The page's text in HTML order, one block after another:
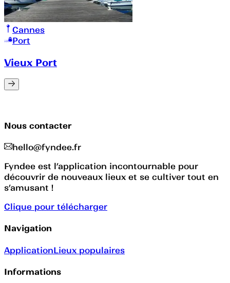
Cannes
Port
Vieux Port
Nous contacter
hello@fyndee.fr
Fyndee est l’application incontournable pour
découvrir de nouveaux lieux et se cultiver tout en
s’amusant !
Clique pour télécharger
Navigation
ApplicationLieux populaires
Informations